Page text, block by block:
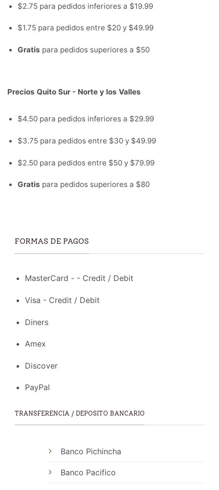
$2.75 para pedidos inferiores a $19.99
$1.75 para pedidos entre $20 y $49.99
Gratis para pedidos superiores a $50
Precios Quito Sur - Norte y los Valles
$4.50 para pedidos inferiores a $29.99
$3.75 para pedidos entre $30 y $49.99
$2.50 para pedidos entre $50 y $79.99
Gratis para pedidos superiores a $80
FORMAS DE PAGOS
MasterCard - - Credit / Debit
Visa - Credit / Debit
Diners
Amex
Discover
PayPal
TRANSFERENCIA / DEPOSITO BANCARIO
Banco Pichincha
Banco Pacifico